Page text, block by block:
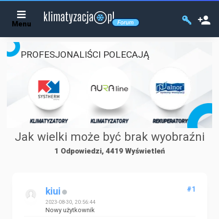
Menu
PROFESJONALIŚCI POLECAJĄ
KLIMATYZATORY KLIMATYZATORY REKUPERATORY
Jak wielki może być brak wyobraźni
1 Odpowiedzi, 4419 Wyświetleń
kiui
2023-08-30, 20:56:44
Nowy użytkownik
#1